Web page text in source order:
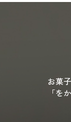
お菓
「を